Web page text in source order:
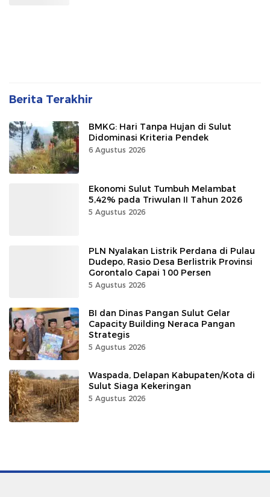
Berita Terakhir
BMKG: Hari Tanpa Hujan di Sulut
Didominasi Kriteria Pendek
6 Agustus 2026
Ekonomi Sulut Tumbuh Melambat
5,42% pada Triwulan II Tahun 2026
5 Agustus 2026
PLN Nyalakan Listrik Perdana di Pulau
Dudepo, Rasio Desa Berlistrik Provinsi
Gorontalo Capai 100 Persen
5 Agustus 2026
BI dan Dinas Pangan Sulut Gelar
Capacity Building Neraca Pangan
Strategis
5 Agustus 2026
Waspada, Delapan Kabupaten/Kota di
Sulut Siaga Kekeringan
5 Agustus 2026